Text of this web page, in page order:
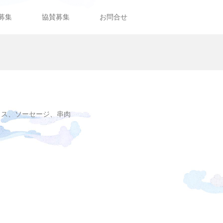
集 協賛募集 お問合せ
、ソーセージ、串肉